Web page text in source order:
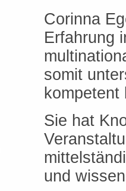
Corinna
Erfahrung
somit
kompetent
Sie hat
und